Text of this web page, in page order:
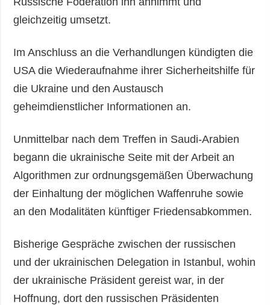
gleichzeitig umsetzt.
Im Anschluss an die Verhandlungen kündigten die
USA die Wiederaufnahme ihrer Sicherheitshilfe für
die Ukraine und den Austausch
geheimdienstlicher Informationen an.
Unmittelbar nach dem Treffen in Saudi-Arabien
begann die ukrainische Seite mit der Arbeit an
Algorithmen zur ordnungsgemäßen Überwachung
der Einhaltung der möglichen Waffenruhe sowie
an den Modalitäten künftiger Friedensabkommen.
Bisherige Gespräche zwischen der russischen
und der ukrainischen Delegation in Istanbul, wohin
der ukrainische Präsident gereist war, in der
Hoffnung, dort den russischen Präsidenten